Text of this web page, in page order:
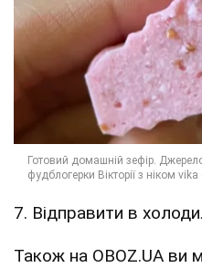
7. Відправити в
Також на OBOZ.UA ви